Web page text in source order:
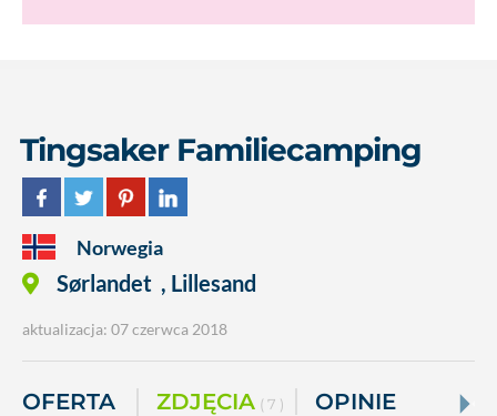
Tingsaker Familiecamping
Norwegia
Sørlandet , Lillesand
aktualizacja: 07 czerwca 2018
OFERTA ZDJĘCIA ( 7 ) OPINIE